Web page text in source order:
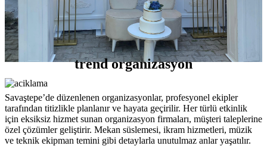
trend organizasyon
Savaştepe’de düzenlenen organizasyonlar, profesyonel ekipler
tarafından titizlikle planlanır ve hayata geçirilir. Her türlü etkinlik
için eksiksiz hizmet sunan organizasyon firmaları, müşteri taleplerine
özel çözümler geliştirir. Mekan süslemesi, ikram hizmetleri, müzik
ve teknik ekipman temini gibi detaylarla unutulmaz anlar yaşatılır.